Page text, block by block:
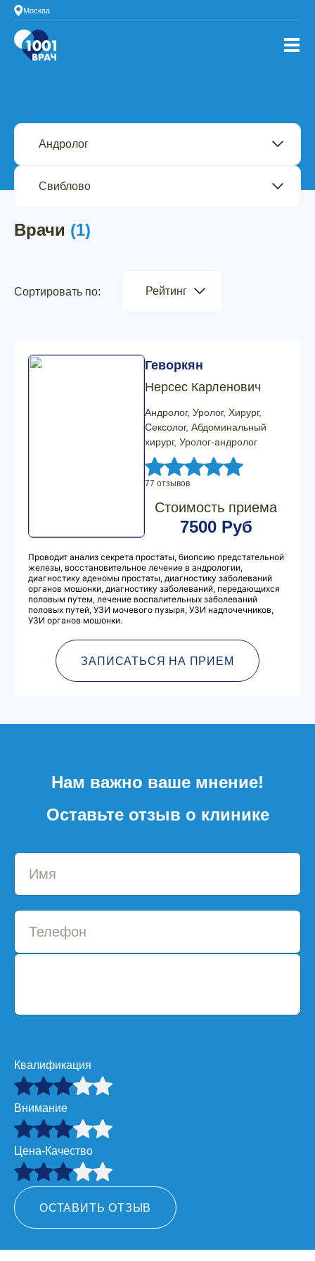
Москва
Врачи (1)
Сортировать по: Рейтинг
Геворкян
Нерсес Карленович
Андролог, Уролог, Хирург,
Сексолог, Абдоминальный
хирург, Уролог-андролог
77 отзывов
Стоимость приема
7500 Руб
Проводит анализ секрета простаты, биопсию предстательной
железы, восстановительное лечение в андрологии,
диагностику аденомы простаты, диагностику заболеваний
органов мошонки, диагностику заболеваний, передающихся
половым путем, лечение воспалительных заболеваний
половых путей, УЗИ мочевого пузыря, УЗИ надпочечников,
УЗИ органов мошонки.
ЗАПИСАТЬСЯ НА ПРИЕМ
Нам важно ваше мнение!
Оставьте отзыв о клинике
Квалификация
Внимание
Цена-Качество
ОСТАВИТЬ ОТЗЫВ